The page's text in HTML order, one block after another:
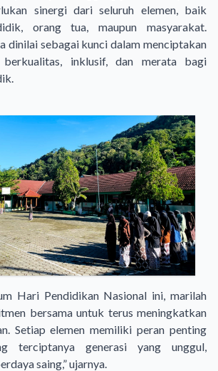
sinergi dari seluruh elemen, baik
orang tua, maupun masyarakat.
dinilai sebagai kunci dalam menciptakan
berkualitas, inklusif, dan merata bagi
Hari Pendidikan Nasional ini, marilah
bersama untuk terus meningkatkan
Setiap elemen memiliki peran penting
terciptanya generasi yang unggul,
saing,” ujarnya.